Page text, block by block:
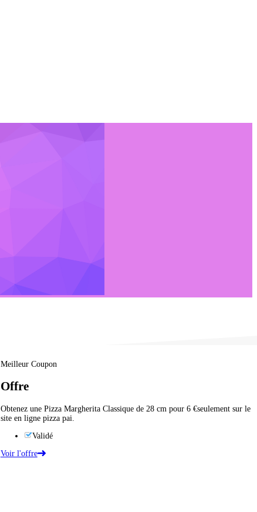
Meilleur Coupon
Offre
Obtenez une Pizza Margherita Classique de 28 cm pour 6 €seulement sur le
site en ligne pizza pai.
Validé
Voir l'offre